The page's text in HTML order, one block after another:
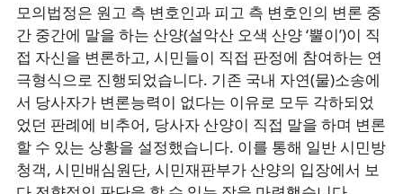
모의법정은 원고 측 변호인과 피고 측 변호인의 변론 중
간 중간에 말을 하는 산양(설악산 오색 산양 ‘뿔이’)이 직
접 자신을 변론하고, 시민들이 직접 판정에 참여하는 연
극형식으로 진행되었습니다. 기존 국내 자연(물)소송에
서 당사자가 변론능력이 없다는 이유로 모두 각하되었
었던 판례에 비추어, 당사자 산양이 직접 말을 하며 변론
할 수 있는 상황을 설정했습니다. 이를 통해 일반 시민방
청객, 시민배심원단, 시민재판부가 산양의 입장에서 보